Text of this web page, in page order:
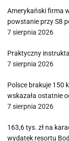
Amerykański firma
powstanie przy S8
7 sierpnia 2026
Praktyczny
7 sierpnia 2026
Polsce brakuje 150
wskazała ostatnie
7 sierpnia 2026
163,6 tys. zł na
wydatek resortu